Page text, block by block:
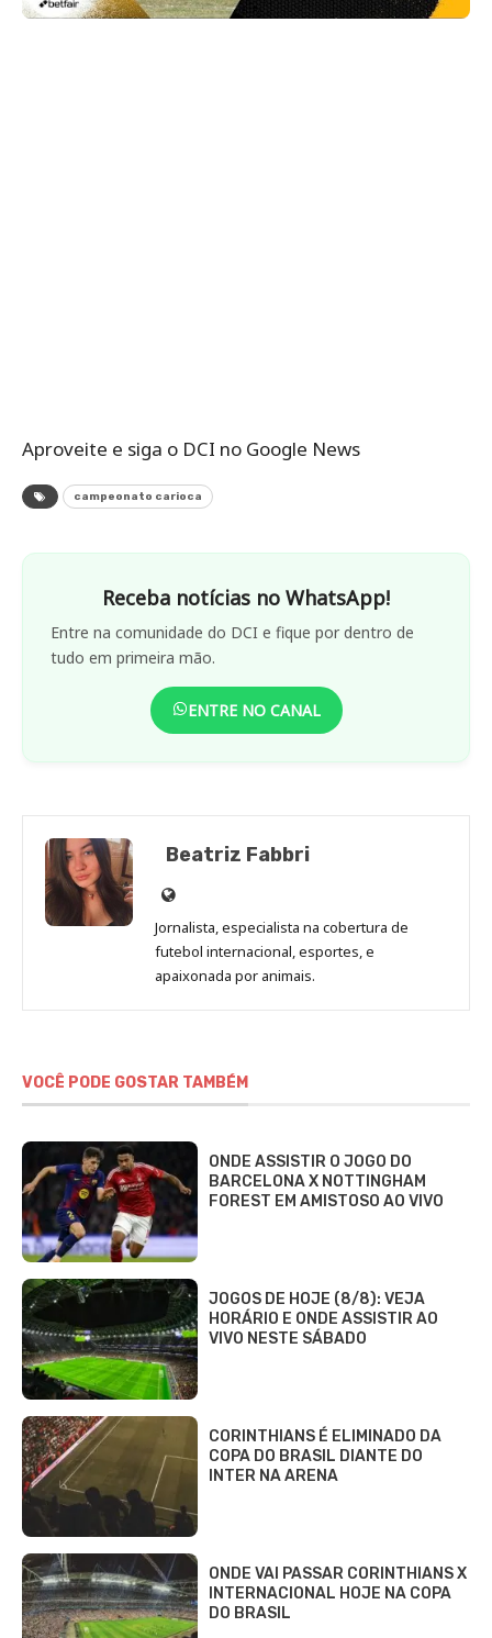
Aproveite e siga o DCI no Google News
campeonato carioca
Receba notícias no WhatsApp!
Entre na comunidade do DCI e fique por dentro de
tudo em primeira mão.
ENTRE NO CANAL
Beatriz Fabbri
Site
de
Beatriz
Fabbri
Jornalista, especialista na cobertura de
futebol internacional, esportes, e
apaixonada por animais.
VOCÊ PODE GOSTAR TAMBÉM
ONDE ASSISTIR O JOGO DO
BARCELONA X NOTTINGHAM
FOREST EM AMISTOSO AO VIVO
JOGOS DE HOJE (8/8): VEJA
HORÁRIO E ONDE ASSISTIR AO
VIVO NESTE SÁBADO
CORINTHIANS É ELIMINADO DA
COPA DO BRASIL DIANTE DO
INTER NA ARENA
ONDE VAI PASSAR CORINTHIANS X
INTERNACIONAL HOJE NA COPA
DO BRASIL